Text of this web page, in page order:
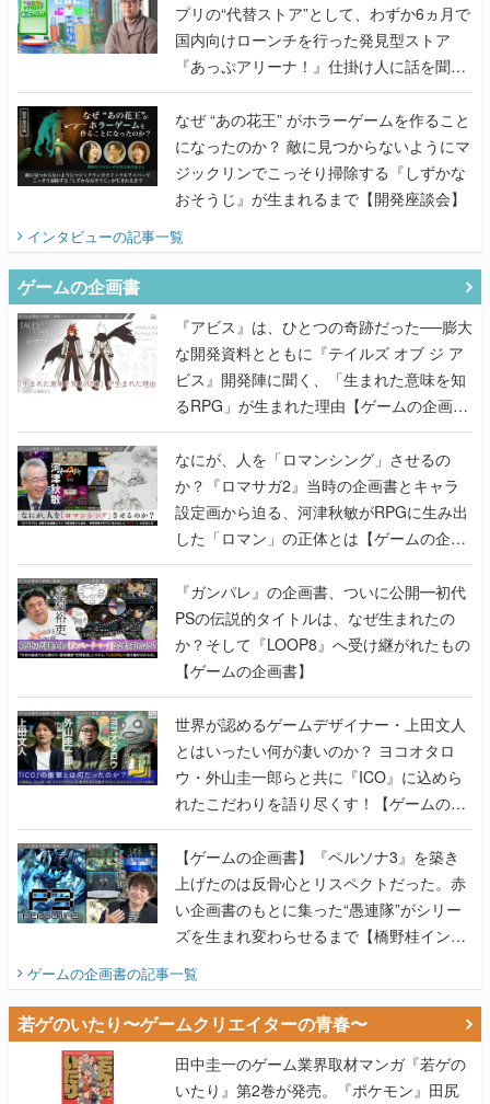
プリの“代替ストア”として、わずか6ヵ月で
国内向けローンチを行った発見型ストア
『あっぷアリーナ！』仕掛け人に話を聞い
てみた
なぜ “あの花王” がホラーゲームを作ること
になったのか？ 敵に見つからないようにマ
ジックリンでこっそり掃除する『しずかな
おそうじ』が生まれるまで【開発座談会】
インタビューの記事一覧
ゲームの企画書
『アビス』は、ひとつの奇跡だった──膨大
な開発資料とともに『テイルズ オブ ジ ア
ビス』開発陣に聞く、「生まれた意味を知
るRPG」が生まれた理由【ゲームの企画
書】
なにが、人を「ロマンシング」させるの
か？『ロマサガ2』当時の企画書とキャラ
設定画から迫る、河津秋敏がRPGに生み出
した「ロマン」の正体とは【ゲームの企画
書】
『ガンパレ』の企画書、ついに公開━初代
PSの伝説的タイトルは、なぜ生まれたの
か？そして『LOOP8』へ受け継がれたもの
【ゲームの企画書】
世界が認めるゲームデザイナー・上田文人
とはいったい何が凄いのか？ ヨコオタロ
ウ・外山圭一郎らと共に『ICO』に込めら
れたこだわりを語り尽くす！【ゲームの企
画書】
【ゲームの企画書】『ペルソナ3』を築き
上げたのは反骨心とリスペクトだった。赤
い企画書のもとに集った“愚連隊”がシリー
ズを生まれ変わらせるまで【橋野桂インタ
ビュー】
ゲームの企画書の記事一覧
若ゲのいたり〜ゲームクリエイターの青春〜
田中圭一のゲーム業界取材マンガ『若ゲの
いたり』第2巻が発売。『ポケモン』田尻